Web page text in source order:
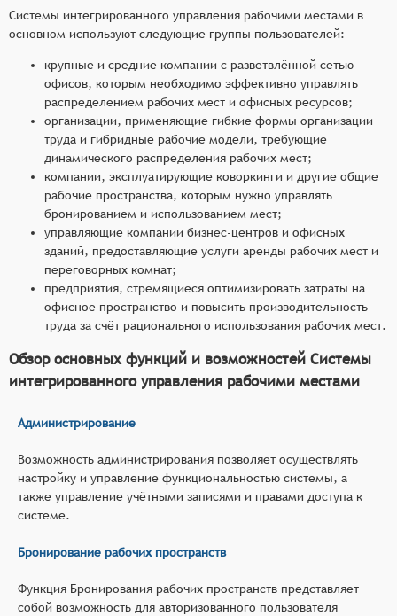
Системы интегрированного управления рабочими местами в
основном используют следующие группы пользователей:
крупные и средние компании с разветвлённой сетью
офисов, которым необходимо эффективно управлять
распределением рабочих мест и офисных ресурсов;
организации, применяющие гибкие формы организации
труда и гибридные рабочие модели, требующие
динамического распределения рабочих мест;
компании, эксплуатирующие коворкинги и другие общие
рабочие пространства, которым нужно управлять
бронированием и использованием мест;
управляющие компании бизнес-центров и офисных
зданий, предоставляющие услуги аренды рабочих мест и
переговорных комнат;
предприятия, стремящиеся оптимизировать затраты на
офисное пространство и повысить производительность
труда за счёт рационального использования рабочих мест.
Обзор основных функций и возможностей Системы
интегрированного управления рабочими местами
Администрирование
Возможность администрирования позволяет осуществлять
настройку и управление функциональностью системы, а
также управление учётными записями и правами доступа к
системе.
Бронирование рабочих пространств
Функция Бронирования рабочих пространств представляет
собой возможность для авторизованного пользователя